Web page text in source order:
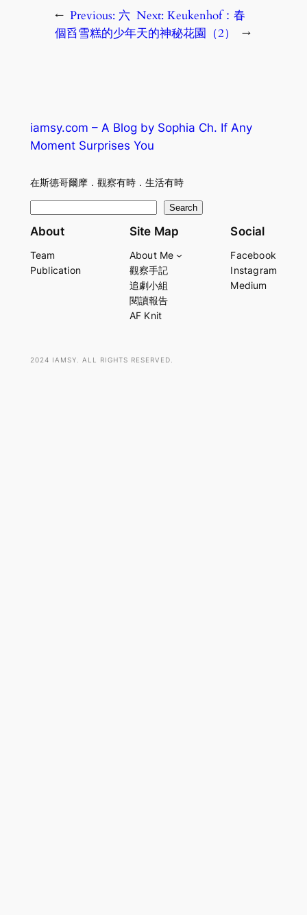
← Previous: 六
個舀雪糕的少年
Next: Keukenhof：春
天的神秘花園（2）
→
iamsy.com – A Blog by Sophia Ch. If Any
Moment Surprises You
在斯德哥爾摩．觀察有時．生活有時
e
r
Search
About
Team
Publication
Site Map
About Me
觀察手記
追劇小組
閱讀報告
AF Knit
Social
Facebook
Instagram
Medium
2024 IAMSY. ALL RIGHTS RESERVED.